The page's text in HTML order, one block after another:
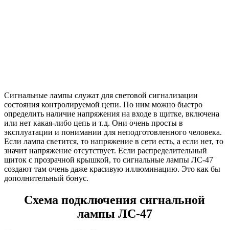
Сигнальные лампы служат для световой сигнализации
состояния контролируемой цепи. По ним можно быстро
определить наличие напряжения на входе в щитке, включена
или нет какая-либо цепь и т.д. Они очень просты в
эксплуатации и понимании для неподготовленного человека.
Если лампа светится, то напряжение в сети есть, а если нет, то
значит напряжение отсутствует. Если распределительный
щиток с прозрачной крышкой, то сигнальные лампы ЛС-47
создают там очень даже красивую иллюминацию. Это как бы
дополнительный бонус.
Схема подключения сигнальной
лампы ЛС-47